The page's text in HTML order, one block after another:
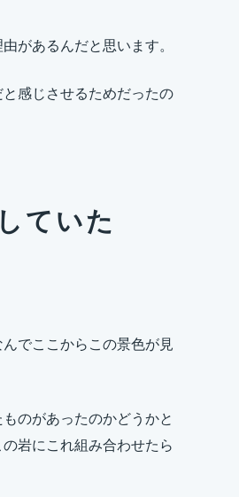
があるんだと思います。
感じさせるためだったの
ていた
でここからこの景色が見
のがあったのかどうかと
岩にこれ組み合わせたら